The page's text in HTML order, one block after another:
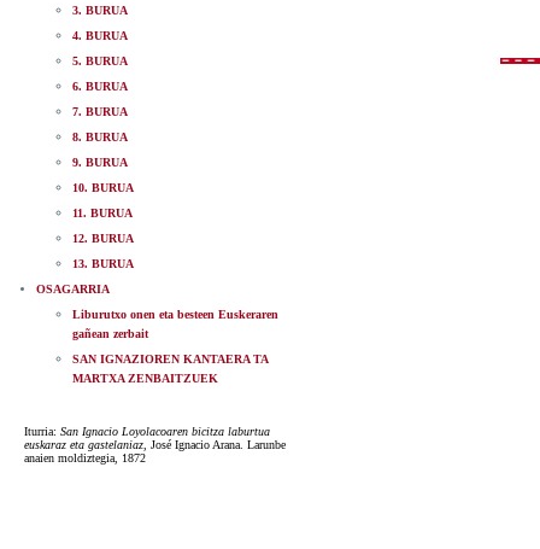
3. BURUA
4. BURUA
5. BURUA
6. BURUA
7. BURUA
8. BURUA
9. BURUA
10. BURUA
11. BURUA
12. BURUA
13. BURUA
OSAGARRIA
Liburutxo onen eta besteen Euskeraren
gañean zerbait
SAN IGNAZIOREN KANTAERA TA
MARTXA ZENBAITZUEK
Iturria: San Ignacio Loyolacoaren bicitza laburtua
euskaraz eta gastelaniaz , José Ignacio Arana. Larunbe
anaien moldiztegia, 1872